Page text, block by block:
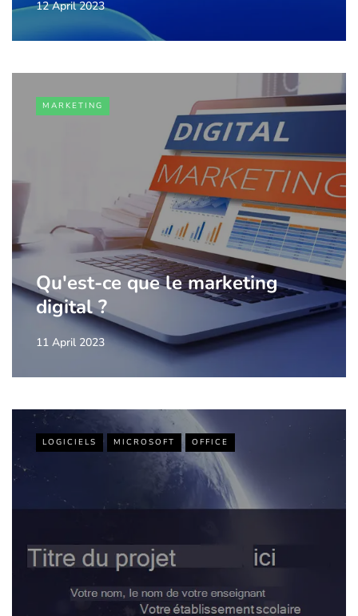
12 April 2023
MARKETING
Qu'est-ce que le marketing
digital ?
11 April 2023
LOGICIELS MICROSOFT OFFICE